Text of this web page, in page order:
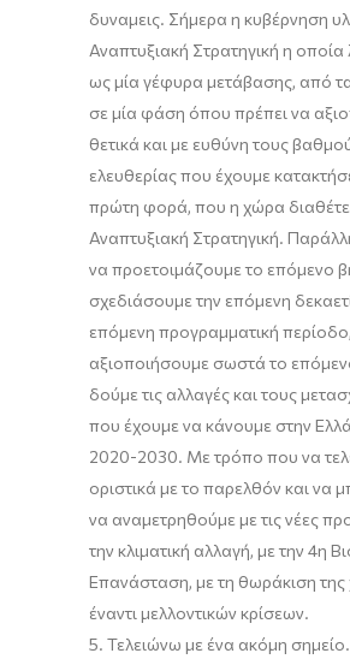
δυναμεις. Σήμερα η κυβέρνηση
Αναπτυξιακή Στρατηγική η οποία
ως μία γέφυρα μετάβασης, από
σε μία φάση όπου πρέπει να
θετικά και με ευθύνη τους
ελευθερίας που έχουμε
πρώτη φορά, που η χώρα
Αναπτυξιακή Στρατηγική.
να προετοιμάζουμε το επόμενο
σχεδιάσουμε την επόμενη
επόμενη προγραμματική
αξιοποιήσουμε σωστά το
δούμε τις αλλαγές και τους
που έχουμε να κάνουμε στην
2020-2030. Με τρόπο που να
οριστικά με το παρελθόν και να
να αναμετρηθούμε με τις νέες
την κλιματική αλλαγή, με την 4η
Επανάσταση, με τη θωράκιση
έναντι μελλοντικών κρίσεων.
5. Τελειώνω με ένα ακόμη